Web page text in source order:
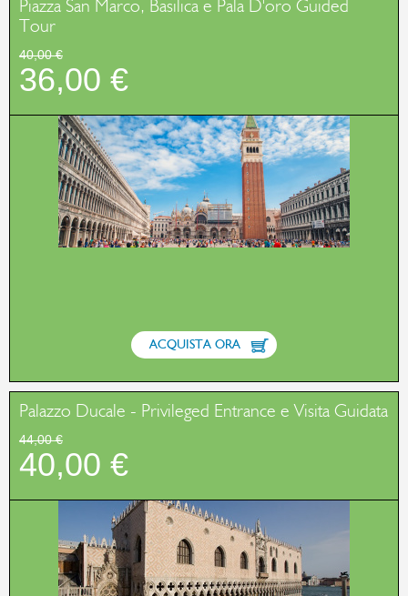
Piazza San Marco, Basilica e Pala D'oro Guided
Tour
40,00 €
36,00 €
ACQUISTA ORA
Palazzo Ducale - Privileged Entrance e Visita Guidata
44,00 €
40,00 €